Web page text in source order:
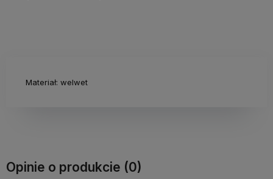
Materiał: welwet
Opinie o produkcie (0)